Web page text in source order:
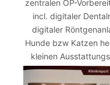
zentralen OP-
incl. digitaler
digitaler
Hunde bzw Katzen
kleinen